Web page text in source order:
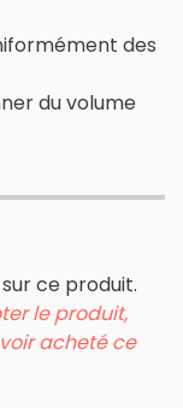
des
du volume
ce produit.
le produit,
acheté ce